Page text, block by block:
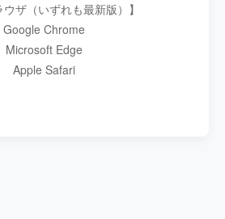
ウザ（いずれも最新版）】
Google Chrome
Microsoft Edge
Apple Safari